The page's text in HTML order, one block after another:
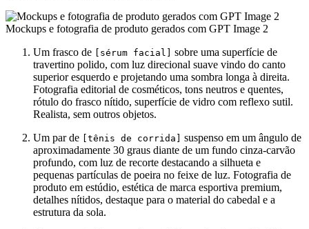
Mockups e fotografia de produto gerados com GPT Image 2
Um frasco de
[sérum facial]
sobre uma superfície de
travertino polido, com luz direcional suave vindo do canto
superior esquerdo e projetando uma sombra longa à direita.
Fotografia editorial de cosméticos, tons neutros e quentes,
rótulo do frasco nítido, superfície de vidro com reflexo sutil.
Realista, sem outros objetos.
Um par de
[tênis de corrida]
suspenso em um ângulo de
aproximadamente 30 graus diante de um fundo cinza-carvão
profundo, com luz de recorte destacando a silhueta e
pequenas partículas de poeira no feixe de luz. Fotografia de
produto em estúdio, estética de marca esportiva premium,
detalhes nítidos, destaque para o material do cabedal e a
estrutura da sola.